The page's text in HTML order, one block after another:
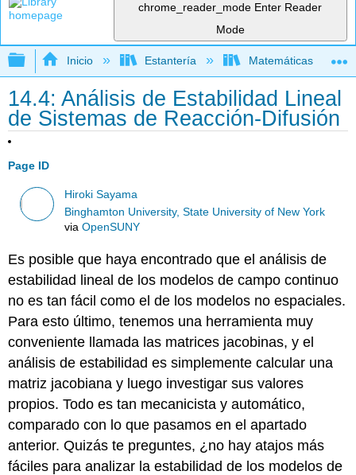
chrome_reader_mode Enter Reader
Mode
Expandir/contraer jerarquía global
Inicio Estantería Matemáticas
14.4: Análisis de Estabilidad Lineal
de Sistemas de Reacción-Difusión
Page ID
Hiroki Sayama
Binghamton University, State University of New York
viaOpenSUNY
Es posible que haya encontrado que el análisis de
estabilidad lineal de los modelos de campo continuo
no es tan fácil como el de los modelos no espaciales.
Para esto último, tenemos una herramienta muy
conveniente llamada las matrices jacobinas, y el
análisis de estabilidad es simplemente calcular una
matriz jacobiana y luego investigar sus valores
propios. Todo es tan mecanicista y automático,
comparado con lo que pasamos en el apartado
anterior. Quizás te preguntes, ¿no hay atajos más
fáciles para analizar la estabilidad de los modelos de